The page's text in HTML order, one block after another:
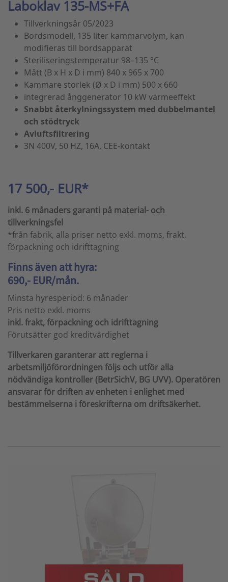
Laboklav 135-MS+FA
Tillverkningsår 05/2023
Bordsmodell, 135 liter kammarvolym, kan
modifieras till bordsapparat
Steriliseringstemperatur 98–135 °C
Mått (B x H x D i mm) 840 x 965 x 700
Kammare storlek (Ø x D i mm) 500 x 660
integrerad ånggenerator 10 kW värmeeffekt
Snabbt återkylningssystem med dubbelmantel
och stödtryck
Avluftsfiltrering
3N 400V, 50 HZ, 16A, CEE-kontakt
17 500,- EUR*
inkl. 6 månaders garanti på material- och
tillverkningsfel
*från fabrik, alla priser netto exkl. moms, frakt,
förpackning och idrifttagning
Finns även att hyra:
690,- EUR/mån.
Minsta hyresperiod: 6 månader
Pris netto exkl. moms
inkl. frakt, förpackning och idrifttagning
Förutsätter god kreditvärdighet
Tillverkaren garanterar att reglerna i
arbetsmiljöförordningen följs och utför alla
nödvändiga kontroller (BetrSichV, BG UVV). Operatören
ansvarar för driften av enheten i enlighet med
bestämmelserna i föreskrifterna om driftsäkerhet.